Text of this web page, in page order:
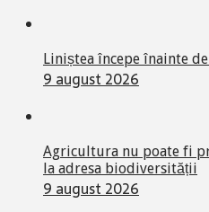
Liniștea începe înainte
9 august 2026
Agricultura nu poate fi
la adresa biodiversității
9 august 2026